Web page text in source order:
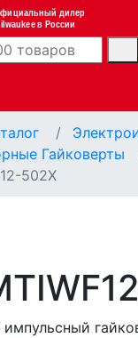
дилер
в России
Гайковерты
502X